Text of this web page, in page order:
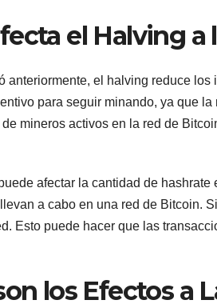
el Halving
anteriormente, el halving reduce
para seguir minando, ya que
mineros activos en la red de
afectar la cantidad de
a cabo en una red de Bitcoin.
Esto puede hacer que las
los Efectos a